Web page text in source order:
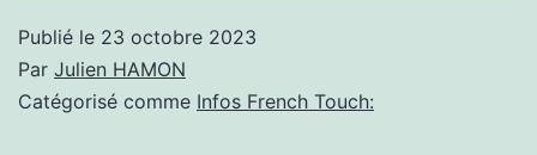
Publié le 23 octobre 2023
Par Julien HAMON
Catégorisé comme Infos French Touch: